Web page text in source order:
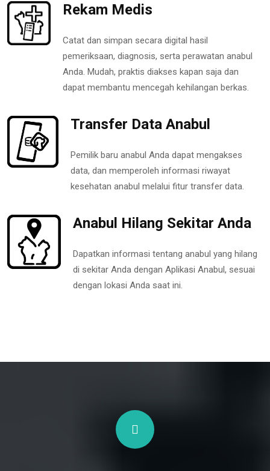
Rekam Medis
Catat dan simpan secara digital hasil
pemeriksaan, diagnosis, serta perawatan anabul
Anda. Mudah, praktis diakses kapan saja dan
dapat membantu mencegah kehilangan berkas.
Transfer Data Anabul
Pemilik baru anabul Anda dapat mengakses
data, dan memperoleh informasi riwayat
kesehatan anabul melalui fitur transfer data.
Anabul Hilang Sekitar Anda
Dapatkan informasi tentang anabul yang hilang
di sekitar Anda dengan Aplikasi Anabul, sesuai
dengan lokasi Anda saat ini.